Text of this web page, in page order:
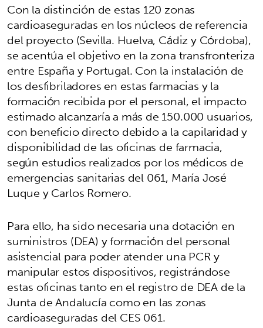
Con la distinción de estas 120 zonas
cardioaseguradas en los núcleos de referencia
del proyecto (Sevilla. Huelva, Cádiz y Córdoba),
se acentúa el objetivo en la zona transfronteriza
entre España y Portugal. Con la instalación de
los desfibriladores en estas farmacias y la
formación recibida por el personal, el impacto
estimado alcanzaría a más de 150.000 usuarios,
con beneficio directo debido a la capilaridad y
disponibilidad de las oficinas de farmacia,
según estudios realizados por los médicos de
emergencias sanitarias del 061, María José
Luque y Carlos Romero.
Para ello, ha sido necesaria una dotación en
suministros (DEA) y formación del personal
asistencial para poder atender una PCR y
manipular estos dispositivos, registrándose
estas oficinas tanto en el registro de DEA de la
Junta de Andalucía como en las zonas
cardioaseguradas del CES 061.